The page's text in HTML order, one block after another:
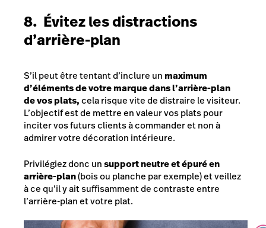
8. Évitez les distractions
d’arrière-plan
S’il peut être tentant d’inclure unmaximum
d’éléments de votre marque dans l’arrière-plan
de vos plats,cela risque vite de distraire le visiteur.
L’objectif est de mettre en valeur vos plats pour
inciter vos futurs clients à commander et non à
admirer votre décoration intérieure.
Privilégiez donc unsupport neutre et épuré en
arrière-plan(bois ou planche par exemple) et veillez
à ce qu’il y ait suffisamment de contraste entre
l’arrière-plan et votre plat.